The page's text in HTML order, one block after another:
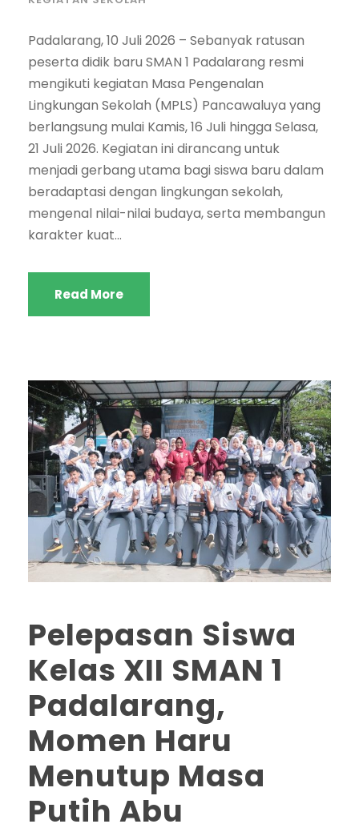
Padalarang, 10 Juli 2026 – Sebanyak ratusan
peserta didik baru SMAN 1 Padalarang resmi
mengikuti kegiatan Masa Pengenalan
Lingkungan Sekolah (MPLS) Pancawaluya yang
berlangsung mulai Kamis, 16 Juli hingga Selasa,
21 Juli 2026. Kegiatan ini dirancang untuk
menjadi gerbang utama bagi siswa baru dalam
beradaptasi dengan lingkungan sekolah,
mengenal nilai-nilai budaya, serta membangun
karakter kuat...
Read More
Pelepasan Siswa
Kelas XII SMAN 1
Padalarang,
Momen Haru
Menutup Masa
Putih Abu